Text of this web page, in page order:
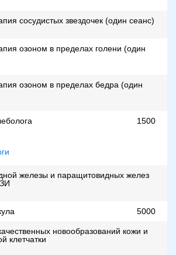
сосудистых звездочек (один сеанс)
озоном в пределах голени (один
озоном в пределах бедра (один
1500
железы и паращитовидных желез
5000
новообразований кожи и
клетчатки